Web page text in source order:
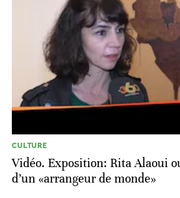
CULTURE
Vidéo. Exposition: Rita Alaoui
d’un «arrangeur de monde»